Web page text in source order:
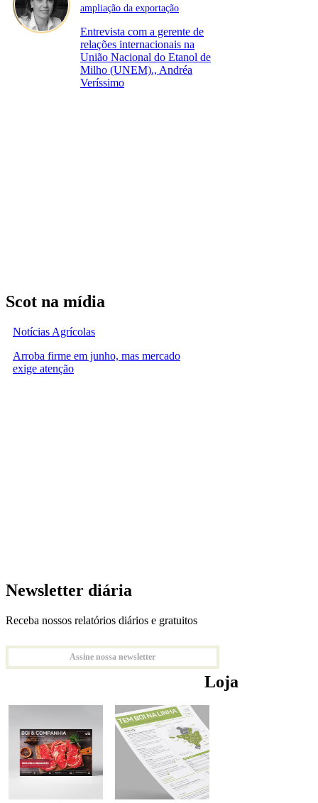
ampliação da exportação
Entrevista com a gerente de
relações internacionais na
União Nacional do Etanol de
Milho (UNEM)., Andréa
Veríssimo
Scot na mídia
Notícias Agrícolas
Arroba firme em junho, mas mercado
exige atenção
Newsletter diária
Receba nossos relatórios diários e gratuitos
Assine nossa newsletter
Loja